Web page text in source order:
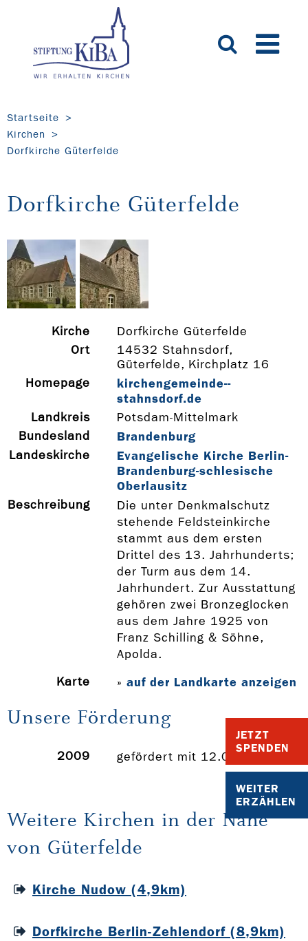
JETZT
SPENDEN
WEITER
ERZÄHLEN
Startseite
Kirchen
Dorfkirche Güterfelde
Dorfkirche Güterfelde
Kirche
Dorfkirche Güterfelde
Ort
14532 Stahnsdorf,
Güterfelde, Kirchplatz 16
Homepage
kirchengemeinde-­
stahnsdorf.de
Landkreis
Potsdam-Mittelmark
Bundesland
Brandenburg
Landeskirche
Evangelische Kirche Berlin-
Brandenburg-schlesische
Oberlausitz
Beschreibung
Die unter Denkmalschutz
stehende Feldsteinkirche
stammt aus dem ersten
Drittel des 13. Jahrhunderts;
der Turm aus dem 14.
Jahrhundert. Zur Ausstattung
gehören zwei Bronzeglocken
aus dem Jahre 1925 von
Franz Schilling & Söhne,
Apolda.
Karte
» auf der Landkarte anzeigen
Unsere Förderung
2009 gefördert mit 12.000 Euro
Weitere Kirchen in der Nähe
von Güterfelde
Kirche Nudow (4,9km)
Dorfkirche Berlin-Zehlendorf (8,9km)